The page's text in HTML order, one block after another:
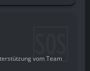
vom Team
🆘